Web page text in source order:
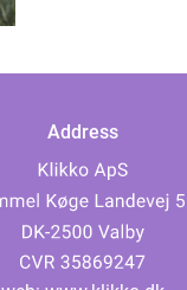
Address